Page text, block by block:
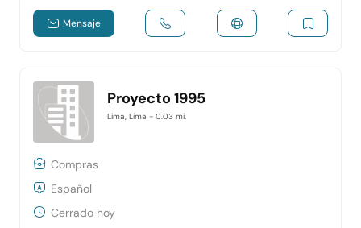
Mensaje
Proyecto 1995
Lima, Lima - 0.03 mi.
Compras
Español
Cerrado hoy